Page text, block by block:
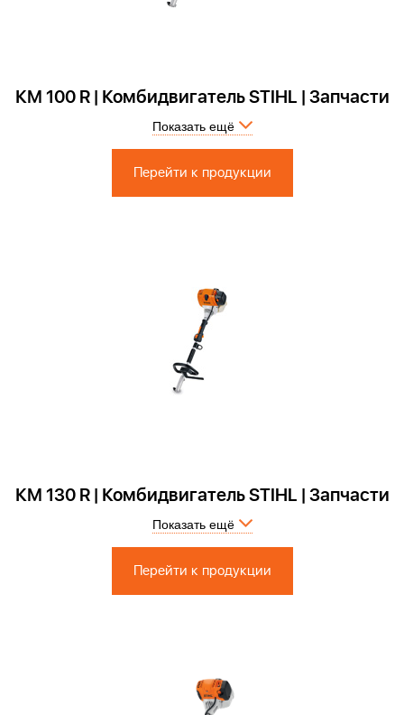
КМ 100 R | Комбидвигатель STIHL | Запчасти
Показать ещё
Перейти к продукции
КМ 130 R | Комбидвигатель STIHL | Запчасти
Запчасти по России и СПБ > Официальный сервисный центр
Показать ещё
Перейти к продукции